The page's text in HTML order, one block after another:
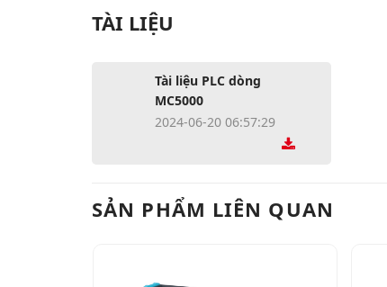
TÀI LIỆU
Tài liệu PLC dòng
MC5000
2024-06-20 06:57:29
SẢN PHẨM LIÊN QUAN